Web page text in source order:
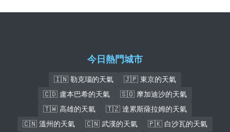
今日熱門城市
🇮🇳 勒克瑙的天氣
🇯🇵 東京的天氣
🇨🇩 盧本巴希的天氣
🇸🇴 摩加迪沙的天氣
🇹🇼 高雄的天氣
🇹🇿 達累斯薩拉姆的天氣
🇨🇳 溫州的天氣
🇨🇳 武漢的天氣
🇵🇰 白沙瓦的天氣